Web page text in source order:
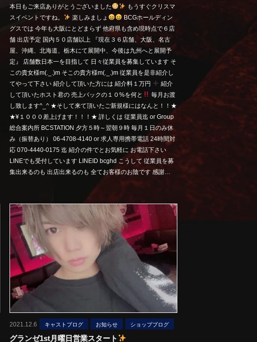
本日もご来店ありがとうございました
もうすぐクリスマ
スイベントですね。
楽しみましょ
BCGホールディン
グスでは 今年も大阪にとどまらず 他府県も含め現時点で６店
舗 出店予定 国内５０店舗以上 『現在３６店舗、大阪、名古
屋、沖縄、北海道、栃木にて展開中、今後は九州へと展開予
定』 店舗数日本一を目指して 日々従業員を募集しています そ
この貴女様m(._.)m そこの貴方様m(._.)m 従業員を是非紹介し
てやって下さい 紹介して頂いた方には 紹介料１万円
紹介
して頂いたホスト君の 売上バックの１０%を何と
毎月お渡
し致します^_^ ★そして来て頂いたご新規様にはなんと！！★
★¥１０００差上げます！！！★ 詳しくは 従業員迄 or Group
総合案内所 BCSTATION 夕方５時～翌朝９時 毎月１日のみ休
み（振替あり） 06-4708-4140 or 求人専用携帯電話 24時間対
応 070-4440-0175 迄 紹介の件でとお気軽に お電話下さい
LINEでも受付しています LINEID bcghd こうして 従業員を募
集出来るのも 出店出来るのも 全てお客様のお陰です 感謝…
2021.12.6 キャストブログ お知らせ ショップブログ
グランゼ1st月曜日営業スタート